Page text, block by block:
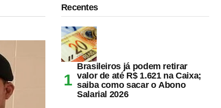
Recentes
Brasileiros já podem retirar
valor de até R$ 1.621 na Caixa;
saiba como sacar o Abono
Salarial 2026